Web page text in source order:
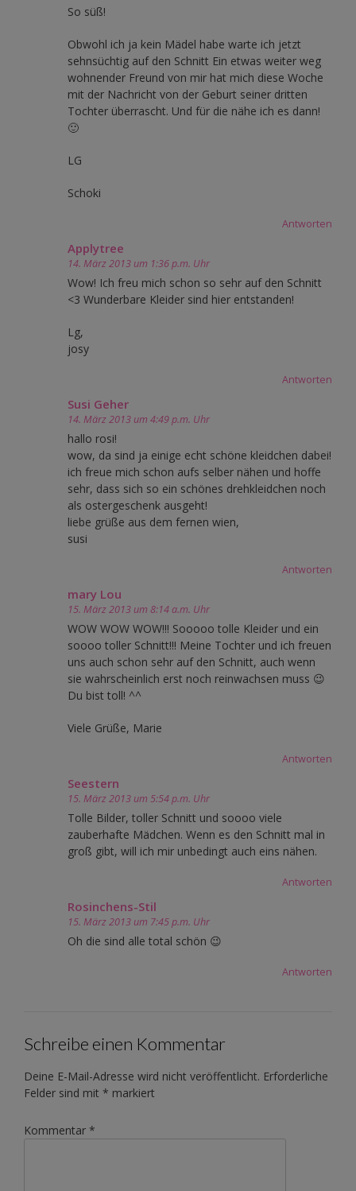
So süß!
Obwohl ich ja kein Mädel habe warte ich jetzt
sehnsüchtig auf den Schnitt Ein etwas weiter weg
wohnender Freund von mir hat mich diese Woche
mit der Nachricht von der Geburt seiner dritten
Tochter überrascht. Und für die nähe ich es dann!
🙂
LG
Schoki
Antworten
Applytree
14. März 2013 um 1:36 p.m. Uhr
Wow! Ich freu mich schon so sehr auf den Schnitt
<3 Wunderbare Kleider sind hier entstanden!
Lg,
josy
Antworten
Susi Geher
14. März 2013 um 4:49 p.m. Uhr
hallo rosi!
wow, da sind ja einige echt schöne kleidchen dabei!
ich freue mich schon aufs selber nähen und hoffe
sehr, dass sich so ein schönes drehkleidchen noch
als ostergeschenk ausgeht!
liebe grüße aus dem fernen wien,
susi
Antworten
mary Lou
15. März 2013 um 8:14 a.m. Uhr
WOW WOW WOW!!! Sooooo tolle Kleider und ein
soooo toller Schnitt!!! Meine Tochter und ich freuen
uns auch schon sehr auf den Schnitt, auch wenn
sie wahrscheinlich erst noch reinwachsen muss 😉
Du bist toll! ^^
Viele Grüße, Marie
Antworten
Seestern
15. März 2013 um 5:54 p.m. Uhr
Tolle Bilder, toller Schnitt und soooo viele
zauberhafte Mädchen. Wenn es den Schnitt mal in
groß gibt, will ich mir unbedingt auch eins nähen.
Antworten
Rosinchens-Stil
15. März 2013 um 7:45 p.m. Uhr
Oh die sind alle total schön 😉
Antworten
Schreibe einen Kommentar
Deine E-Mail-Adresse wird nicht veröffentlicht. Erforderliche
Felder sind mit * markiert
Kommentar *